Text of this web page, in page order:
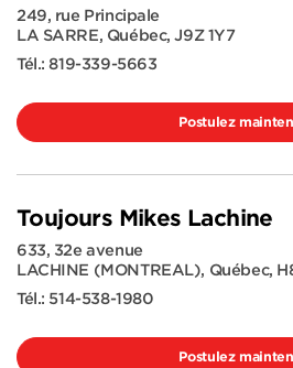
249, rue Principale
LA SARRE, Québec,J9Z 1Y7
Tél.:819-339-5663
Postulez
Toujours Mikes Lachine
633, 32e avenue
LACHINE (MONTREAL), Québec,
Tél.: 514-538-1980
Postulez